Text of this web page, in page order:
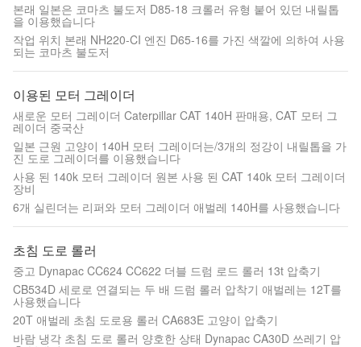
본래 일본은 코마츠 불도저 D85-18 크롤러 유형 붙어 있던 내릴톱
을 이용했습니다
작업 위치 본래 NH220-CI 엔진 D65-16를 가진 색깔에 의하여 사용
되는 코마츠 불도저
이용된 모터 그레이더
새로운 모터 그레이더 Caterpillar CAT 140H 판매용, CAT 모터 그
레이더 중국산
일본 근원 고양이 140H 모터 그레이더는/3개의 정강이 내릴톱을 가
진 도로 그레이더를 이용했습니다
사용 된 140k 모터 그레이더 원본 사용 된 CAT 140k 모터 그레이더
장비
6개 실린더는 리퍼와 모터 그레이더 애벌레 140H를 사용했습니다
초침 도로 롤러
중고 Dynapac CC624 CC622 더블 드럼 로드 롤러 13t 압축기
CB534D 세로로 연결되는 두 배 드럼 롤러 압착기 애벌레는 12T를
사용했습니다
20T 애벌레 초침 도로용 롤러 CA683E 고양이 압축기
바람 냉각 초침 도로 롤러 양호한 상태 Dynapac CA30D 쓰레기 압